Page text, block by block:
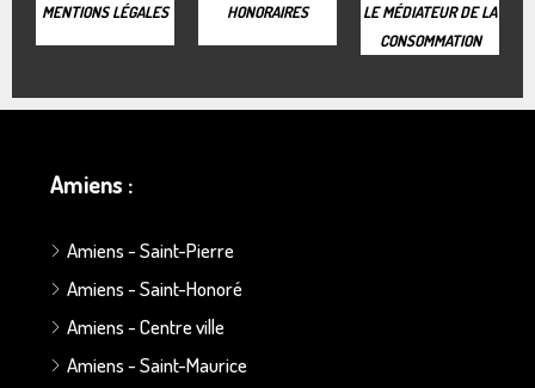
MENTIONS LÉGALES HONORAIRES
LE MÉDIATEUR DE LA
CONSOMMATION
Amiens :
Amiens - Saint-Pierre
Amiens - Saint-Honoré
Amiens - Centre ville
Amiens - Saint-Maurice